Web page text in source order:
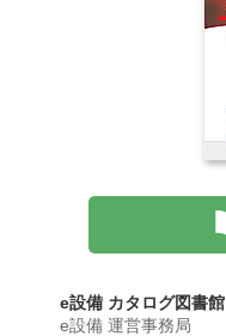
e設備 カタログ図書館
e設備 運営事務局